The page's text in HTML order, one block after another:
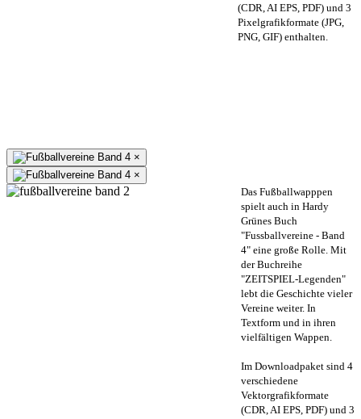
(CDR, AI EPS, PDF) und 3
Pixelgrafikformate (JPG,
PNG, GIF) enthalten.
×
×
Das Fußballwapppen
spielt auch in Hardy
Grünes Buch
"Fussballvereine - Band
4" eine große Rolle. Mit
der Buchreihe
"ZEITSPIEL-Legenden"
lebt die Geschichte vieler
Vereine weiter. In
Textform und in ihren
vielfältigen Wappen.
Im Downloadpaket sind 4
verschiedene
Vektorgrafikformate
(CDR, AI EPS, PDF) und 3